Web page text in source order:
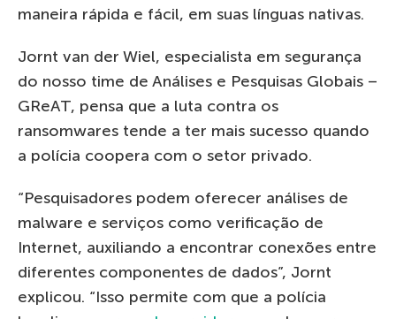
maneira rápida e fácil, em suas línguas nativas.
Jornt van der Wiel, especialista em segurança
do nosso time de Análises e Pesquisas Globais –
GReAT, pensa que a luta contra os
ransomwares tende a ter mais sucesso quando
a polícia coopera com o setor privado.
“Pesquisadores podem oferecer análises de
malware e serviços como verificação de
Internet, auxiliando a encontrar conexões entre
diferentes componentes de dados”, Jornt
explicou. “Isso permite com que a polícia